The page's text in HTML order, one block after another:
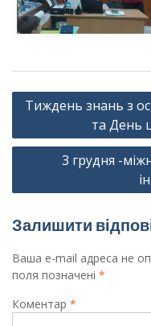
Навігація
записів
Тиждень знань з
та День
3 грудня -
Залишити
Ваша e-mail адреса не
поля позначені *
Коментар *